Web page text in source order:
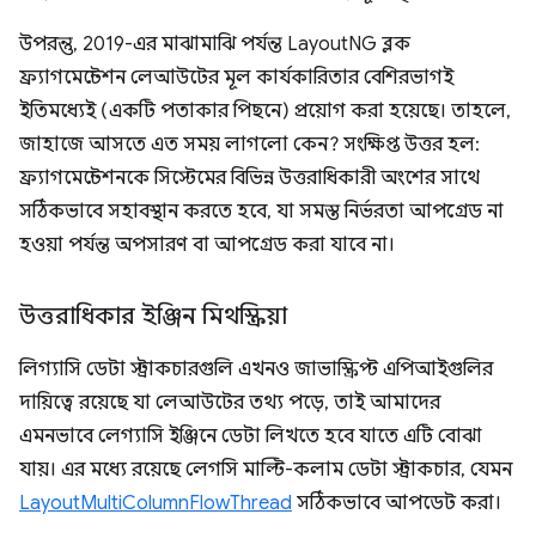
উপরন্তু, 2019-এর মাঝামাঝি পর্যন্ত LayoutNG ব্লক
ফ্র্যাগমেন্টেশন লেআউটের মূল কার্যকারিতার বেশিরভাগই
ইতিমধ্যেই (একটি পতাকার পিছনে) প্রয়োগ করা হয়েছে। তাহলে,
জাহাজে আসতে এত সময় লাগলো কেন? সংক্ষিপ্ত উত্তর হল:
ফ্র্যাগমেন্টেশনকে সিস্টেমের বিভিন্ন উত্তরাধিকারী অংশের সাথে
সঠিকভাবে সহাবস্থান করতে হবে, যা সমস্ত নির্ভরতা আপগ্রেড না
হওয়া পর্যন্ত অপসারণ বা আপগ্রেড করা যাবে না।
উত্তরাধিকার ইঞ্জিন মিথস্ক্রিয়া
লিগ্যাসি ডেটা স্ট্রাকচারগুলি এখনও জাভাস্ক্রিপ্ট এপিআইগুলির
দায়িত্বে রয়েছে যা লেআউটের তথ্য পড়ে, তাই আমাদের
এমনভাবে লেগ্যাসি ইঞ্জিনে ডেটা লিখতে হবে যাতে এটি বোঝা
যায়। এর মধ্যে রয়েছে লেগসি মাল্টি-কলাম ডেটা স্ট্রাকচার, যেমন
LayoutMultiColumnFlowThread সঠিকভাবে আপডেট করা।